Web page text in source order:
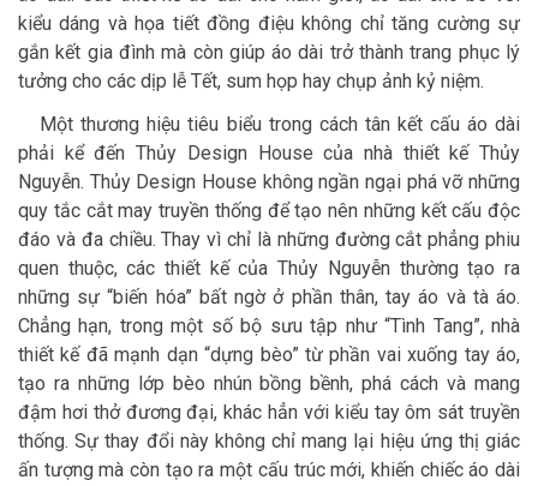
kiểu dáng và họa tiết đồng điệu không chỉ tăng cường sự
gắn kết gia đình mà còn giúp áo dài trở thành trang phục lý
tưởng cho các dịp lễ Tết, sum họp hay chụp ảnh kỷ niệm.
Một thương hiệu tiêu biểu trong cách tân kết cấu áo dài
phải kể đến Thủy Design House của nhà thiết kế Thủy
Nguyễn. Thủy Design House không ngần ngại phá vỡ những
quy tắc cắt may truyền thống để tạo nên những kết cấu độc
đáo và đa chiều. Thay vì chỉ là những đường cắt phẳng phiu
quen thuộc, các thiết kế của Thủy Nguyễn thường tạo ra
những sự “biến hóa” bất ngờ ở phần thân, tay áo và tà áo.
Chẳng hạn, trong một số bộ sưu tập như “Tình Tang”, nhà
thiết kế đã mạnh dạn “dựng bèo” từ phần vai xuống tay áo,
tạo ra những lớp bèo nhún bồng bềnh, phá cách và mang
đậm hơi thở đương đại, khác hẳn với kiểu tay ôm sát truyền
thống. Sự thay đổi này không chỉ mang lại hiệu ứng thị giác
ấn tượng mà còn tạo ra một cấu trúc mới, khiến chiếc áo dài